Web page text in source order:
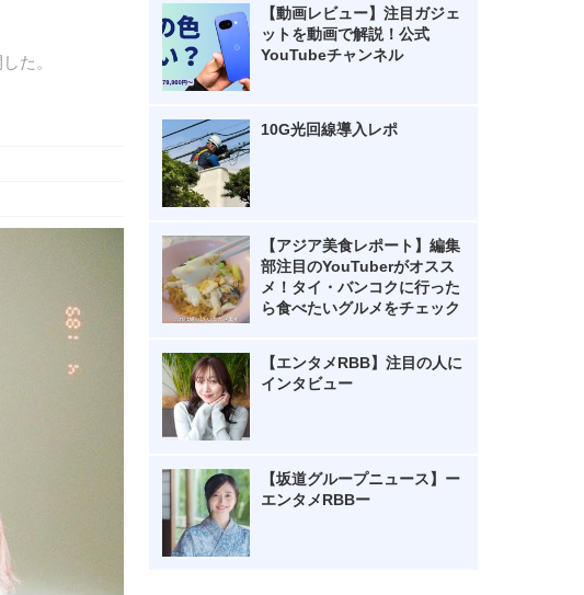
た。
【動画レビュー】注目ガジェ
ットを動画で解説！公式
YouTubeチャンネル
10G光回線導入レポ
【アジア美食レポート】編集
部注目のYouTuberがオスス
メ！タイ・バンコクに行った
ら食べたいグルメをチェック
【エンタメRBB】注目の人に
インタビュー
【坂道グループニュース】ー
エンタメRBBー